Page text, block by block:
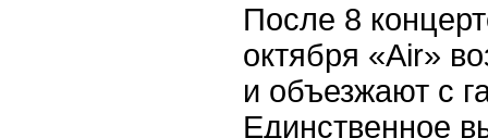
После 8
октября «Air»
и объезжают с
Единственное